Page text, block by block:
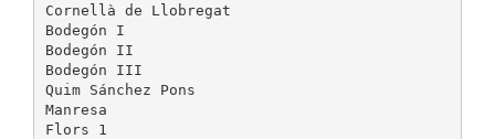
Cornellà de Llobregat
Bodegón I
Bodegón II
Bodegón III
Quim Sánchez Pons
Manresa
Flors 1